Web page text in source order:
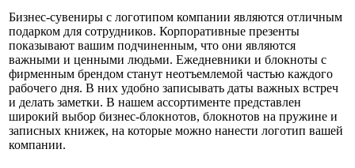
Бизнес-сувениры с логотипом компании являются отличным
подарком для сотрудников. Корпоративные презенты
показывают вашим подчиненным, что они являются
важными и ценными людьми. Ежедневники и блокноты с
фирменным брендом станут неотъемлемой частью каждого
рабочего дня. В них удобно записывать даты важных встреч
и делать заметки. В нашем ассортименте представлен
широкий выбор бизнес-блокнотов, блокнотов на пружине и
записных книжек, на которые можно нанести логотип вашей
компании.